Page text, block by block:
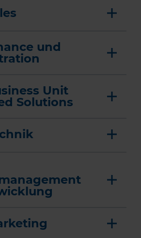
und
Unit
Solutions